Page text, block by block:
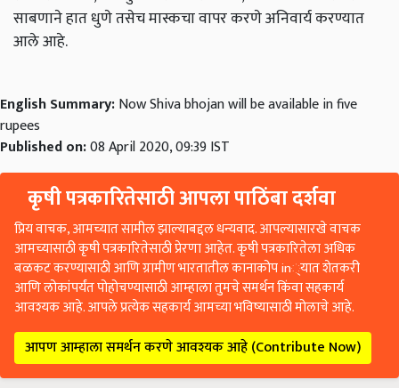
साबणाने हात धुणे तसेच मास्कचा वापर करणे अनिवार्य करण्यात
आले आहे.
English Summary:Now Shiva bhojan will be available in five
rupees
Published on:08 April 2020, 09:39 IST
कृषी पत्रकारितेसाठी आपला पाठिंबा दर्शवा
प्रिय वाचक, आमच्यात सामील झाल्याबद्दल धन्यवाद. आपल्यासारखे वाचक
आमच्यासाठी कृषी पत्रकारितेसाठी प्रेरणा आहेत. कृषी पत्रकारितेला अधिक
बळकट करण्यासाठी आणि ग्रामीण भारतातील कानाकोप in्यात शेतकरी
आणि लोकांपर्यंत पोहोचण्यासाठी आम्हाला तुमचे समर्थन किंवा सहकार्य
आवश्यक आहे. आपले प्रत्येक सहकार्य आमच्या भविष्यासाठी मोलाचे आहे.
आपण आम्हाला समर्थन करणे आवश्यक आहे (Contribute Now)